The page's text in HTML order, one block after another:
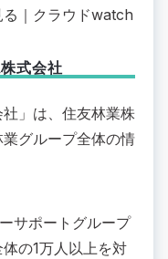
｜クラウドwatch
式会社
」は、住友林業株
グループ全体の情
サポートグループ
の1万人以上を対